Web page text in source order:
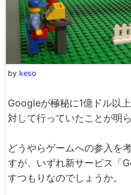
by keso
Googleが極秘に1億ドル以
対して行っていたことが明
どうやらゲームへの参入を
すが、いずれ新サービス「
すつもりなのでしょうか。